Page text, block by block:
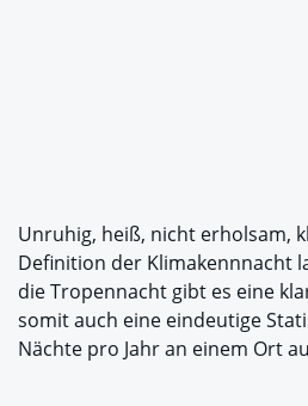
Unruhig, heiß, nicht erholsam,
Definition der Klimakennnacht
die Tropennacht gibt es eine
somit auch eine eindeutige
Nächte pro Jahr an einem Ort